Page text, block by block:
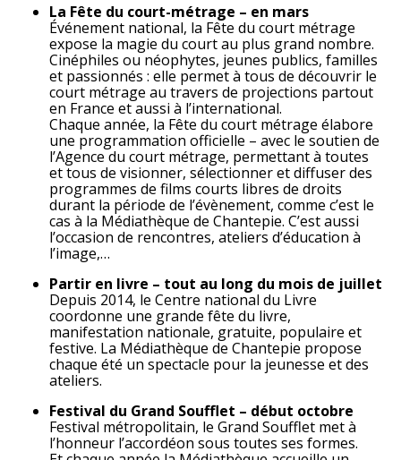
La Fête du court-métrage – en mars
Événement national, la Fête du court métrage
expose la magie du court au plus grand nombre.
Cinéphiles ou néophytes, jeunes publics, familles
et passionnés : elle permet à tous de découvrir le
court métrage au travers de projections partout
en France et aussi à l’international.
Chaque année, la Fête du court métrage élabore
une programmation officielle – avec le soutien de
l’Agence du court métrage, permettant à toutes
et tous de visionner, sélectionner et diffuser des
programmes de films courts libres de droits
durant la période de l’évènement, comme c’est le
cas à la Médiathèque de Chantepie. C’est aussi
l’occasion de rencontres, ateliers d’éducation à
l’image,…
Partir en livre – tout au long du mois de juillet
Depuis 2014, le Centre national du Livre
coordonne une grande fête du livre,
manifestation nationale, gratuite, populaire et
festive. La Médiathèque de Chantepie propose
chaque été un spectacle pour la jeunesse et des
ateliers.
Festival du Grand Soufflet – début octobre
Festival métropolitain, le Grand Soufflet met à
l’honneur l’accordéon sous toutes ses formes.